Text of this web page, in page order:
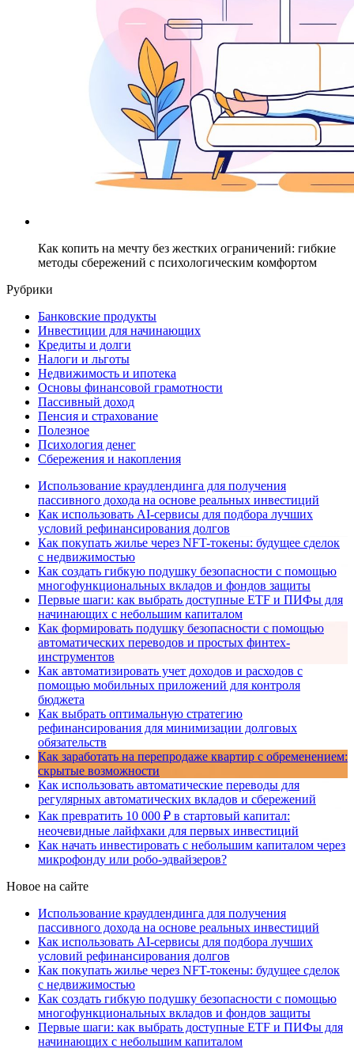
Как копить на мечту без жестких ограничений: гибкие
методы сбережений с психологическим комфортом
Рубрики
Банковские продукты
Инвестиции для начинающих
Кредиты и долги
Налоги и льготы
Недвижимость и ипотека
Основы финансовой грамотности
Пассивный доход
Пенсия и страхование
Полезное
Психология денег
Сбережения и накопления
Использование краудлендинга для получения
пассивного дохода на основе реальных инвестиций
Как использовать AI-сервисы для подбора лучших
условий рефинансирования долгов
Как покупать жилье через NFT-токены: будущее сделок
с недвижимостью
Как создать гибкую подушку безопасности с помощью
многофункциональных вкладов и фондов защиты
Первые шаги: как выбрать доступные ETF и ПИФы для
начинающих с небольшим капиталом
Как формировать подушку безопасности с помощью
автоматических переводов и простых финтех-
инструментов
Как автоматизировать учет доходов и расходов с
помощью мобильных приложений для контроля
бюджета
Как выбрать оптимальную стратегию
рефинансирования для минимизации долговых
обязательств
Как заработать на перепродаже квартир с обременением:
скрытые возможности
Как использовать автоматические переводы для
регулярных автоматических вкладов и сбережений
Как превратить 10 000 ₽ в стартовый капитал:
неочевидные лайфхаки для первых инвестиций
Как начать инвестировать с небольшим капиталом через
микрофонду или робо-эдвайзеров?
Новое на сайте
Использование краудлендинга для получения
пассивного дохода на основе реальных инвестиций
Как использовать AI-сервисы для подбора лучших
условий рефинансирования долгов
Как покупать жилье через NFT-токены: будущее сделок
с недвижимостью
Как создать гибкую подушку безопасности с помощью
многофункциональных вкладов и фондов защиты
Первые шаги: как выбрать доступные ETF и ПИФы для
начинающих с небольшим капиталом